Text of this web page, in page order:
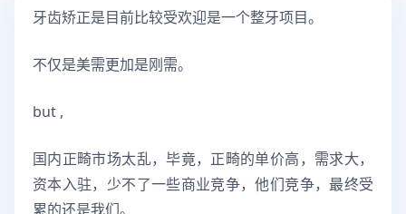
牙齿矫正是目前比较受欢迎是一个整牙项目。
不仅是美需更加是刚需。
but ,
国内正畸市场太乱，毕竟，正畸的单价高，需求大，
资本入驻，少不了一些商业竞争，他们竞争，最终受
累的还是我们。